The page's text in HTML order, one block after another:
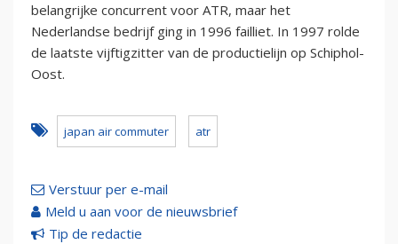
belangrijke concurrent voor ATR, maar het
Nederlandse bedrijf ging in 1996 failliet. In 1997 rolde
de laatste vijftigzitter van de productielijn op Schiphol-
Oost.
japan air commuter atr
Verstuur per e-mail
Meld u aan voor de nieuwsbrief
Tip de redactie